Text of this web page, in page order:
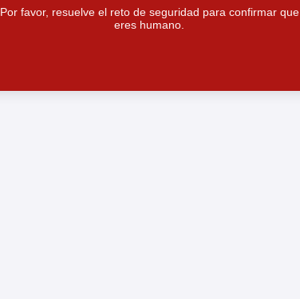
Por favor, resuelve el reto de seguridad para confirmar que
eres humano.